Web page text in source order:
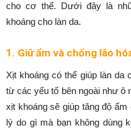
cho cơ thể. Dưới đây là
khoáng cho làn da.
1. Giữ ẩm và chống lão
Xịt khoáng có thể giúp làn da
từ các yếu tố bên ngoài như ô
xịt khoáng sẽ giúp tăng độ
lý do gì mà bạn không dùng